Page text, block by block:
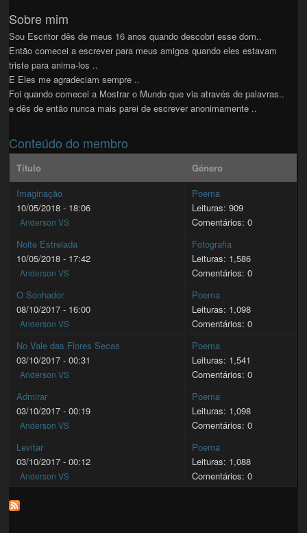
Sobre mim
Sou Escritor dês de meus 16 anos quando descobri esse dom..
Então comecei a escrever para meus amigos quando eles estavam
triste para anima-los ..
E Eles me agradeciam sempre ..
Foi quando comecei a Mostrar o Mundo que via através de palavras..
e dês de então nunca mais parei de escrever anonimamente ..
Conteúdo do membro
Título
Género
Imaginação
10/05/2018 - 18:06
Anderson VS
Poema
Leituras: 909
Comentários: 0
Noite Estrelada
10/05/2018 - 17:42
Anderson VS
Fotografia
Leituras: 1,586
Comentários: 0
O Sonhador
08/10/2017 - 16:00
Anderson VS
Poema
Leituras: 1,098
Comentários: 0
No Vale das Flores Secas
03/10/2017 - 00:31
Anderson VS
Poema
Leituras: 1,541
Comentários: 0
Admirar
03/10/2017 - 00:19
Anderson VS
Poema
Leituras: 1,098
Comentários: 0
Levitar
03/10/2017 - 00:12
Anderson VS
Poema
Leituras: 1,088
Comentários: 0